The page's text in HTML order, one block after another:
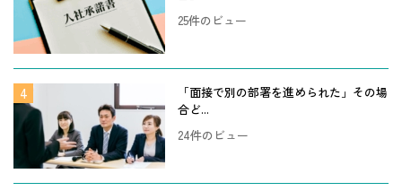
25件のビュー
「面接で別の部署を進められた」その場
合ど...
24件のビュー